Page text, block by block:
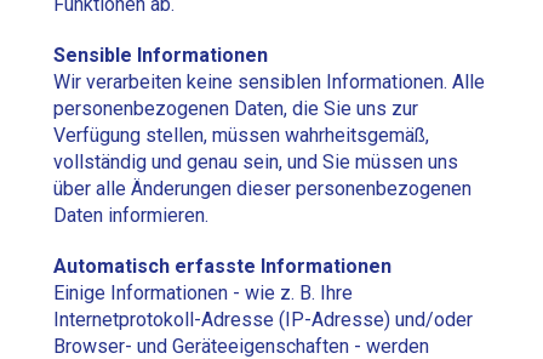
Sensible Informationen
Wir verarbeiten keine sensiblen Informationen. Alle
personenbezogenen Daten, die Sie uns zur
Verfügung stellen, müssen wahrheitsgemäß,
vollständig und genau sein, und Sie müssen uns
über alle Änderungen dieser personenbezogenen
Daten informieren.
Automatisch erfasste Informationen
Einige Informationen - wie z. B. Ihre
Internetprotokoll-Adresse (IP-Adresse) und/oder
Browser- und Geräteeigenschaften - werden